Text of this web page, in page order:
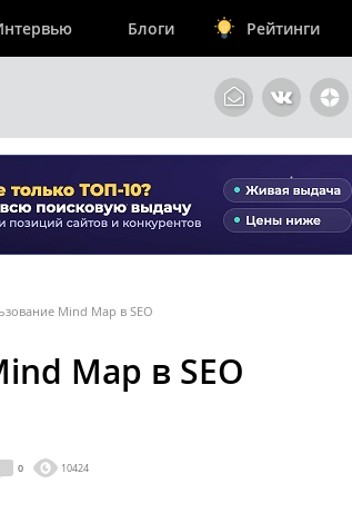
Блоги Рейтинги
Mind Map в SEO
Map в SEO
0 10424